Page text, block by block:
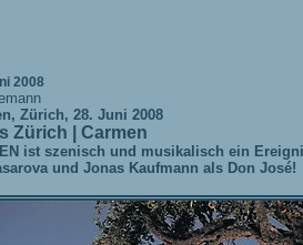
2008
Zürich, 28. Juni 2008
Zürich | Carmen
ist szenisch und musikalisch ein
und Jonas Kaufmann als Don José!